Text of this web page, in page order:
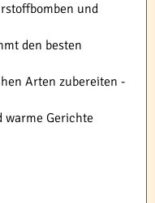
und
den besten
Arten zubereiten -
warme Gerichte